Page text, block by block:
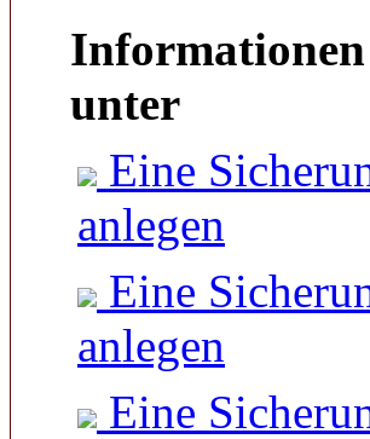
unter
Eine
anlegen
Eine
anlegen
Eine